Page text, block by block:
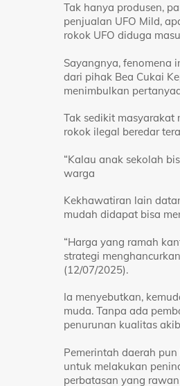
Tak hanya produsen,
penjualan UFO Mild,
rokok UFO diduga
Sayangnya, fenomena
dari pihak Bea Cukai
menimbulkan
Tak sedikit masyarakat
rokok ilegal beredar
“Kalau anak sekolah
warga
Kekhawatiran lain
mudah didapat bisa
“Harga yang ramah
strategi
(12/07/2025).
Ia menyebutkan,
muda. Tanpa ada
penurunan kualitas
Pemerintah daerah
untuk melakukan
perbatasan yang